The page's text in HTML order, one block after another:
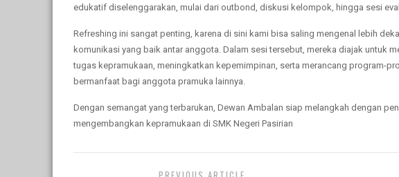
edukatif diselenggarakan, mulai dari outbond, diskusi kelompok, hingga sesi
Refreshing ini sangat penting, karena di sini kami bisa saling mengenal lebih
komunikasi yang baik antar anggota. Dalam sesi tersebut, mereka diajak untuk
tugas kepramukaan, meningkatkan kepemimpinan, serta merancang program-
bermanfaat bagi anggota pramuka lainnya.
Dengan semangat yang terbarukan, Dewan Ambalan siap melangkah dengan
mengembangkan kepramukaan di SMK Negeri Pasirian